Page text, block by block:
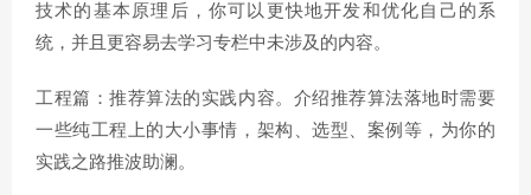
技术的基本原理后，你可以更快地开发和优化自己的系
统，并且更容易去学习专栏中未涉及的内容。
工程篇：推荐算法的实践内容。介绍推荐算法落地时需要
一些纯工程上的大小事情，架构、选型、案例等，为你的
实践之路推波助澜。